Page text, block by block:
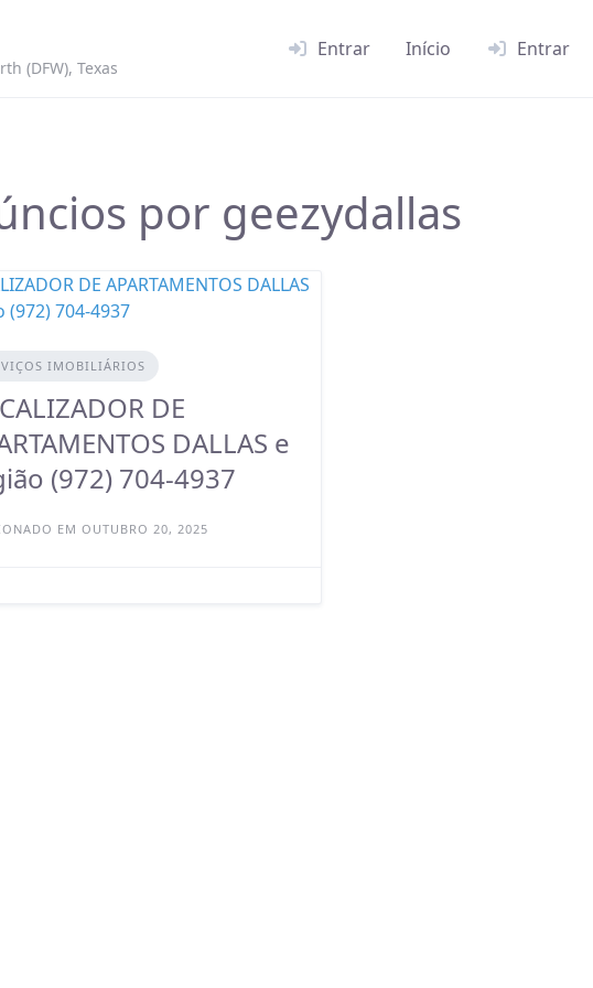
(DFW), Texas
Entrar Início Entrar
por geezydallas
IMOBILIÁRIOS
DE
DALLAS e
(972) 704-4937
EM OUTUBRO 20, 2025